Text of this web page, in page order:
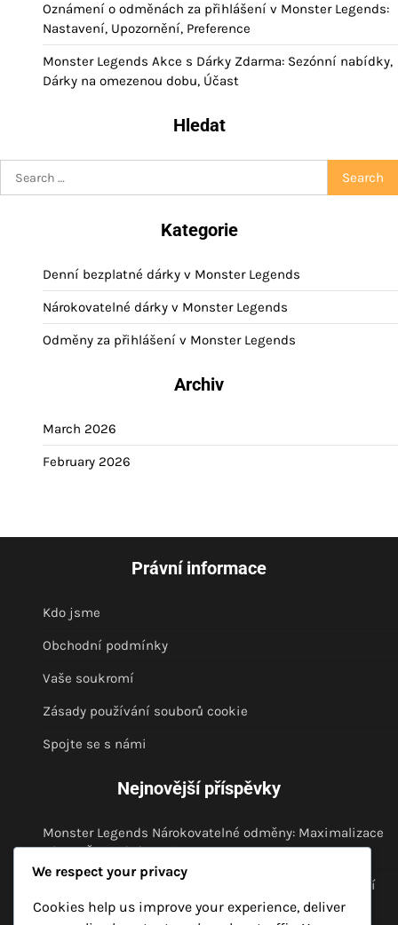
Oznámení o odměnách za přihlášení v Monster Legends:
Nastavení, Upozornění, Preference
Monster Legends Akce s Dárky Zdarma: Sezónní nabídky,
Dárky na omezenou dobu, Účast
Hledat
for:
Kategorie
Denní bezplatné dárky v Monster Legends
Nárokovatelné dárky v Monster Legends
Odměny za přihlášení v Monster Legends
Archiv
March 2026
February 2026
Právní informace
Kdo jsme
Obchodní podmínky
Vaše soukromí
Zásady používání souborů cookie
Spojte se s námi
Nejnovější příspěvky
Monster Legends Nárokovatelné odměny: Maximalizace
výhod, Časování, Zkušenosti komunity
Strategie pro přihlášení do Monster Legends: Zlepšení
nároků, Tipy od komunity, Maximální využití výhod
We respect your privacy
Cookies help us improve your experience, deliver